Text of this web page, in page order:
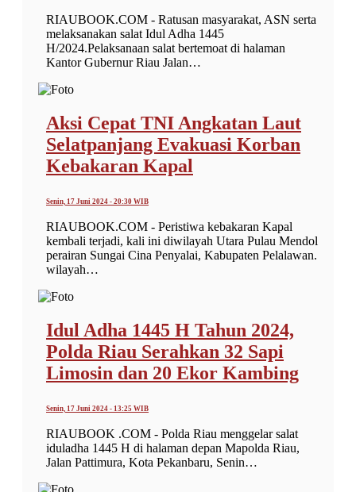
RIAUBOOK.COM - Ratusan masyarakat, ASN serta
melaksanakan salat Idul Adha 1445
H/2024.Pelaksanaan salat bertemoat di halaman
Kantor Gubernur Riau Jalan…
Aksi Cepat TNI Angkatan Laut
Selatpanjang Evakuasi Korban
Kebakaran Kapal
Senin, 17 Juni 2024 - 20:30 WIB
RIAUBOOK.COM - Peristiwa kebakaran Kapal
kembali terjadi, kali ini diwilayah Utara Pulau Mendol
perairan Sungai Cina Penyalai, Kabupaten Pelalawan.
wilayah…
Idul Adha 1445 H Tahun 2024,
Polda Riau Serahkan 32 Sapi
Limosin dan 20 Ekor Kambing
Senin, 17 Juni 2024 - 13:25 WIB
RIAUBOOK .COM - Polda Riau menggelar salat
iduladha 1445 H di halaman depan Mapolda Riau,
Jalan Pattimura, Kota Pekanbaru, Senin…